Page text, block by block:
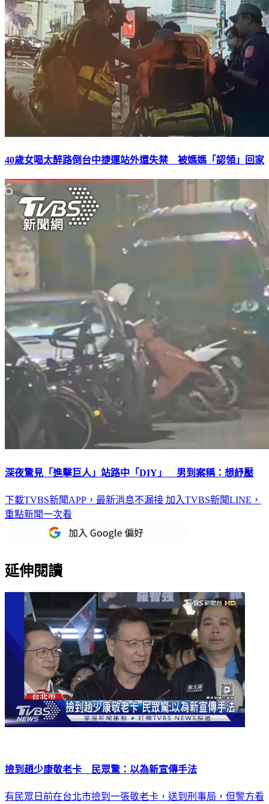
40歲女喝太醉路倒台中捷運站外還失禁 被媽媽「認領」回家
深夜驚見「進擊巨人」站路中「DIY」 男到案稱：想紓壓
下載TVBS新聞APP，最新消息不漏接 加入TVBS新聞LINE，
重點新聞一次看
延伸閱讀
撿到趙少康敬老卡 民眾驚：以為新宣傳手法
有民眾日前在台北市撿到一張敬老卡，送到刑事局，但警方看